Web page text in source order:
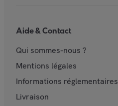
Aide & Contact
Qui sommes-nous ?
Mentions légales
Informations réglementaires
Livraison